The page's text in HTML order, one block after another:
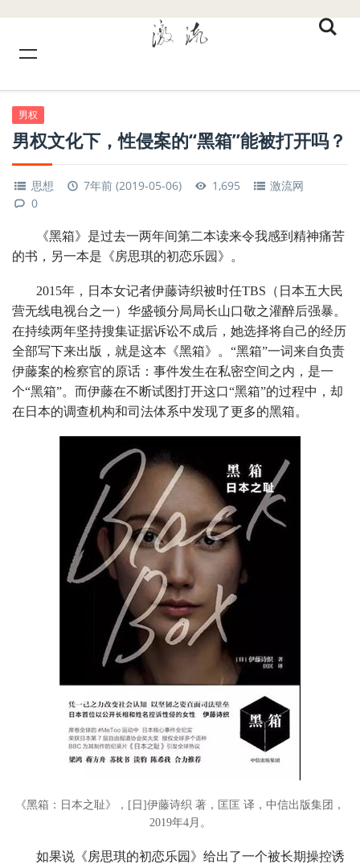
男权
男权文化下，性侵案的“黑箱”能被打开吗？
思想 7年前 (2019-05-06) 1,695
激流网
0
《黑箱》是过去一两年间第二本读来令我感到精神痛苦
的书，另一本是《房思琪的初恋乐园》。
2015年，日本女记者伊藤诗织被时任TBS（日本五大民
营无线电视台之一）华盛顿分局局长山口敬之灌醉后强暴。
在持续两年坚持搜集证据诉讼不成后，她选择将自己的经历
全部写下来出版，就是这本《黑箱》。“黑箱”一词来自负责
伊藤案的检察官的原话：事件发生在私密空间之内，是一
个“黑箱”。而伊藤在不断试图打开这口“黑箱”的过程中，却
在日本的调查机构和司法体系中发现了更多的黑箱。
《黑箱：日本之耻》，[日]伊藤诗织 著，匡匡 译，中信出版集团，
2019年4月。
如果说《房思琪的初恋乐园》给出了一个被长期操控诱